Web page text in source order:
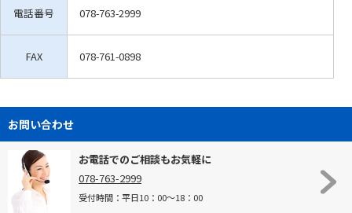
電話番号 078-763-2999
FAX 078-761-0898
お問い合わせ
お電話でのご相談もお気軽に
078-763-2999
受付時間：平日10：00～18：00